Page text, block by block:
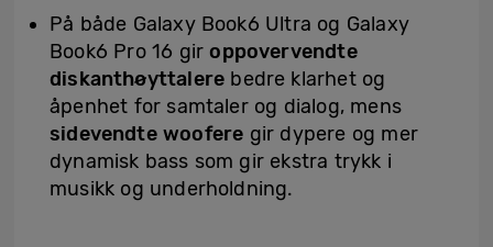
På både Galaxy Book6 Ultra og Galaxy
Book6 Pro 16 gir oppovervendte
diskanthøyttalere bedre klarhet og
åpenhet for samtaler og dialog, mens
sidevendte woofere gir dypere og mer
dynamisk bass som gir ekstra trykk i
musikk og underholdning.